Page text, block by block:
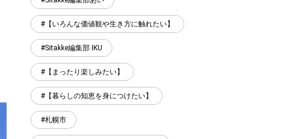
【いろんな価値観や生き方に触れたい】
Sitakke編集部 IKU
【まったり楽しみたい】
【暮らしの知恵を身につけたい】
札幌市